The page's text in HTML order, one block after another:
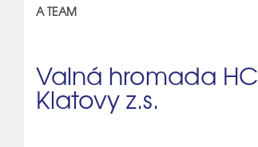
A TEAM
Valná hromada HC
Klatovy z.s.